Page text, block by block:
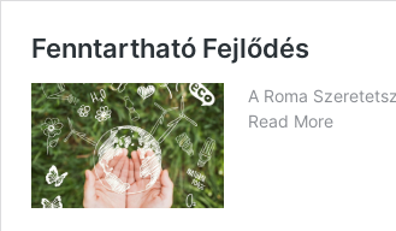
Fenntartható Fejlődés
A Roma
Read More